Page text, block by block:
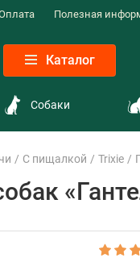
Полезная
Каталог
Собаки
С пищалкой Trixie